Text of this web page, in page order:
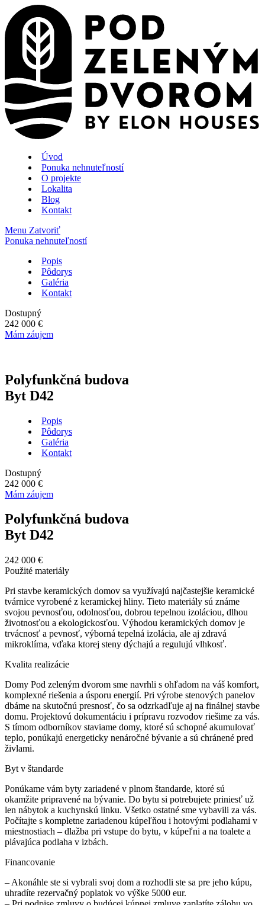
Úvod
Ponuka nehnuteľností
O projekte
Lokalita
Blog
Kontakt
Menu Zatvoriť
Ponuka nehnuteľností
Popis
Pôdorys
Galéria
Kontakt
Dostupný
242 000 €
Mám záujem
Polyfunkčná budova
Byt D42
Popis
Pôdorys
Galéria
Kontakt
Dostupný
242 000 €
Mám záujem
Polyfunkčná budova
Byt D42
242 000 €
Použité materiály
Pri stavbe keramických domov sa využívajú najčastejšie keramické
tvárnice vyrobené z keramickej hliny. Tieto materiály sú známe
svojou pevnosťou, odolnosťou, dobrou tepelnou izoláciou, dlhou
životnosťou a ekologickosťou. Výhodou keramických domov je
trvácnosť a pevnosť, výborná tepelná izolácia, ale aj zdravá
mikroklíma, vďaka ktorej steny dýchajú a regulujú vlhkosť.
Kvalita realizácie
Domy Pod zeleným dvorom sme navrhli s ohľadom na váš komfort,
komplexné riešenia a úsporu energií. Pri výrobe stenových panelov
dbáme na skutočnú presnosť, čo sa odzrkadľuje aj na finálnej stavbe
domu. Projektovú dokumentáciu i prípravu rozvodov riešime za vás.
S tímom odborníkov staviame domy, ktoré sú schopné akumulovať
teplo, ponúkajú energeticky nenáročné bývanie a sú chránené pred
živlami.
Byt v štandarde
Ponúkame vám byty zariadené v plnom štandarde, ktoré sú
okamžite pripravené na bývanie. Do bytu si potrebujete priniesť už
len nábytok a kuchynskú linku. Všetko ostatné sme vybavili za vás.
Počítajte s kompletne zariadenou kúpeľňou i hotovými podlahami v
miestnostiach – dlažba pri vstupe do bytu, v kúpeľni a na toalete a
plávajúca podlaha v izbách.
Financovanie
– Akonáhle ste si vybrali svoj dom a rozhodli ste sa pre jeho kúpu,
uhradíte rezervačný poplatok vo výške 5000 eur.